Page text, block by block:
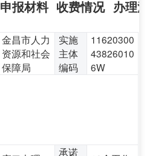
申报材料 收费情况 办理
金昌市人力
资源和社会
保障局
实施
主体
编码
11620300
43826010
6W
承诺